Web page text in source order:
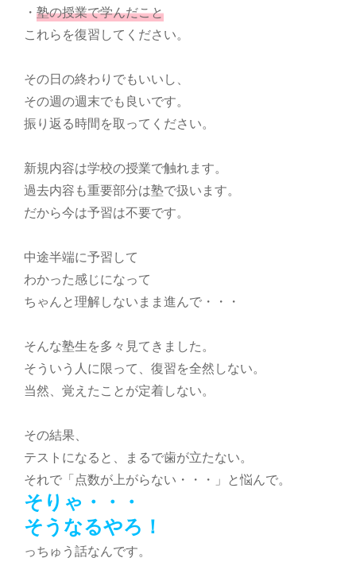
・ 塾の授業で学んだこと
これらを復習してください。
その日の終わりでもいいし、
その週の週末でも良いです。
振り返る時間を取ってください。
新規内容は学校の授業で触れます。
過去内容も重要部分は塾で扱います。
だから今は予習は不要です。
中途半端に予習して
わかった感じになって
ちゃんと理解しないまま進んで・・・
そんな塾生を多々見てきました。
そういう人に限って、復習を全然しない。
当然、覚えたことが定着しない。
その結果、
テストになると、まるで歯が立たない。
それで「点数が上がらない・・・」と悩んで。
そりゃ・・・
そうなるやろ！
っちゅう話なんです。